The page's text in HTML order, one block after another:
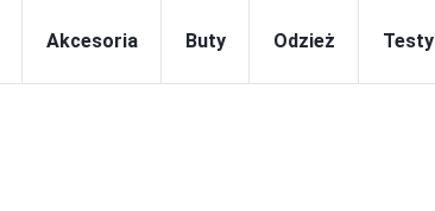
Akcesoria Buty Odzież Testy